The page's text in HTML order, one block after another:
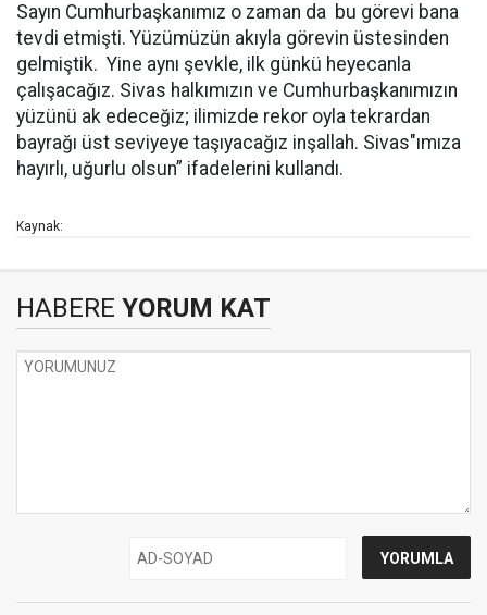
Sayın Cumhurbaşkanımız o zaman da bu görevi bana
tevdi etmişti. Yüzümüzün akıyla görevin üstesinden
gelmiştik. Yine aynı şevkle, ilk günkü heyecanla
çalışacağız. Sivas halkımızın ve Cumhurbaşkanımızın
yüzünü ak edeceğiz; ilimizde rekor oyla tekrardan
bayrağı üst seviyeye taşıyacağız inşallah. Sivas"ımıza
hayırlı, uğurlu olsun” ifadelerini kullandı.
Kaynak:
HABERE YORUM KAT